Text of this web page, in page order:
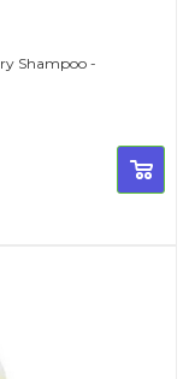
Shampoo -